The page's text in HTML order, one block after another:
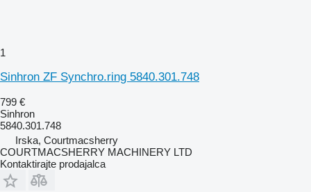
1
Sinhron ZF Synchro.ring 5840.301.748
799 €
Sinhron
5840.301.748
Irska, Courtmacsherry
COURTMACSHERRY MACHINERY LTD
Kontaktirajte prodajalca